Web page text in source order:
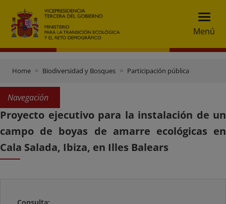
Menú
Home Biodiversidad y Bosques Participación pública
Navegación
Proyecto ejecutivo para la instalación de un
campo de boyas de amarre ecológicas en
Cala Salada, Ibiza, en Illes Balears